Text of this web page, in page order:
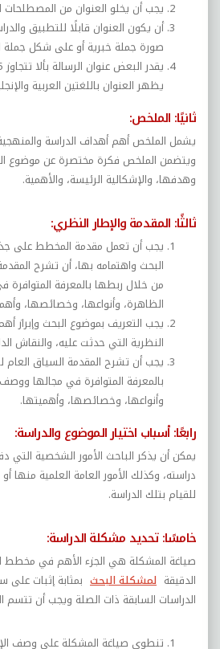
يجب أن يخلو العنوان من المصطلحات
أن يكون العنوان قابلًا للتطبيق
صورة جملة خبرية أو على شكل جملة
يظهر العنوان باللغتين العربية
ثانيًا: الملخص:
يشمل الملخص أهم أهداف الدراسة
ويتضمن الملخص فكرة مختصرة عن موضوع
وهدفها، والإشكالية الرئيسة، والأهمية.
ثالثًا: المقدمة والإطار النظري:
يجب أن تعمل مقدمة المخطط على
البحث واهتمامه بها، أن تشرح
من خلال ربطها بالمعرفة
الظاهرة، وأنواعها، وخصائصها،
يجب التعريف بموضوع البحث وإبراز
النظرية التي حدثت عليه، والنقاش
يجب أن تشرح المقدمة السياق
بالمعرفة المتوافرة في مجالها
وأنواعها، وخصائصها، وأهميتها.
رابعًا: أسباب اختيار الموضوع والدراسة:
يمكن أن يذكر الباحث الأمور الشخصية التي
دراسته، وكذلك الأمور العامة العلمية منها
للقيام بتلك الدراسة.
خامسًا: تحديد مشكلة الدراسة:
صياغة المشكلة هي الجزء الأهم في مخطط
الدقيقة لمشكلة البحث بمثابة إثبات
الدراسات السابقة ذات الصلة ويجب أن تتسم
تنطوي صياغة المشكلة على وصف